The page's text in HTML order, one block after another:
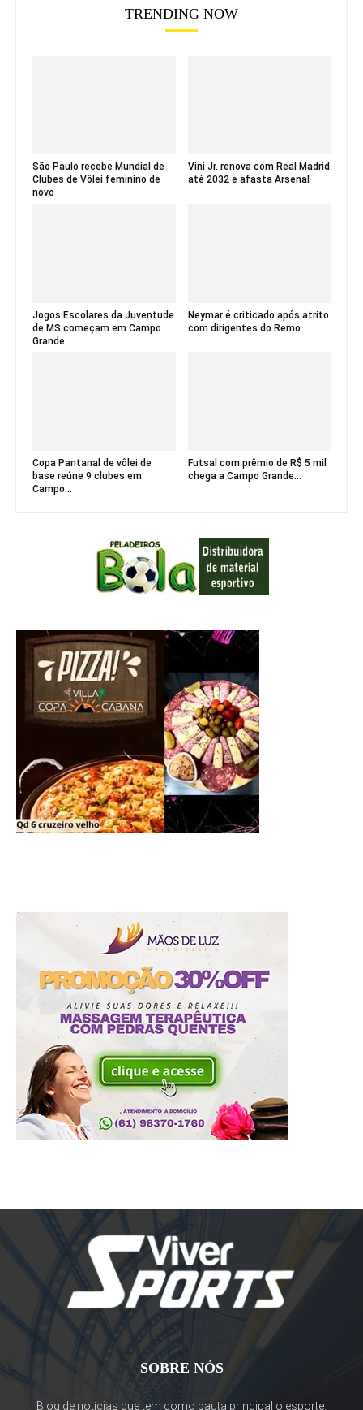
TRENDING NOW
São Paulo recebe Mundial de
Clubes de Vôlei feminino de
novo
Vini Jr. renova com Real Madrid
até 2032 e afasta Arsenal
Jogos Escolares da Juventude
de MS começam em Campo
Grande
Neymar é criticado após atrito
com dirigentes do Remo
Copa Pantanal de vôlei de
base reúne 9 clubes em
Campo...
Futsal com prêmio de R$ 5 mil
chega a Campo Grande...
SOBRE NÓS
Blog de notícias que tem como pauta principal o esporte.